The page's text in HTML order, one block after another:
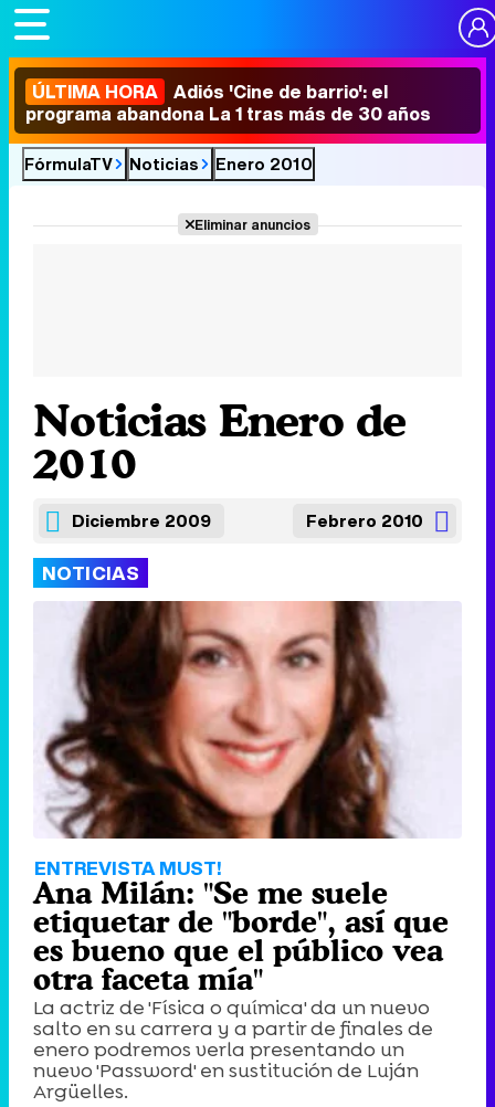
ÚLTIMA HORA Adiós 'Cine de barrio': el
programa abandona La 1 tras más de 30 años
FórmulaTV Noticias Enero 2010
Eliminar anuncios
Noticias Enero de
2010
Diciembre 2009 Febrero 2010
NOTICIAS
ENTREVISTA MUST!
Ana Milán: "Se me suele
etiquetar de "borde", así que
es bueno que el público vea
otra faceta mía"
La actriz de 'Física o química' da un nuevo
salto en su carrera y a partir de finales de
enero podremos verla presentando un
nuevo 'Password' en sustitución de Luján
Argüelles.